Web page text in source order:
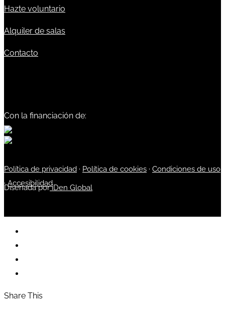
Hazte voluntario
Alquiler de salas
Contacto
Con la financiación de:
Política de privacidad · Política de cookies · Condiciones de uso
·Accesibilidad
Diseñada poriDen Global
Share This